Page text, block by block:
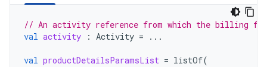
// An activity reference from which the billing
val activity : Activity = ...
val productDetailsParamsList = listOf(